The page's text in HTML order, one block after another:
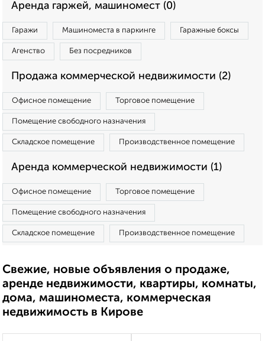
Аренда гаржей, машиномест (0)
Гаражи Машиноместа в паркинге Гаражные боксы
Агенство Без посредников
Продажа коммерческой недвижимости (2)
Офисное помещение Торговое помещение
Помещение свободного назначения
Складское помещение Производственное помещение
Аренда коммерческой недвижимости (1)
Офисное помещение Торговое помещение
Помещение свободного назначения
Складское помещение Производственное помещение
Свежие, новые объявления о продаже,
аренде недвижимости, квартиры, комнаты,
дома, машиноместа, коммерческая
недвижимость в Кирове